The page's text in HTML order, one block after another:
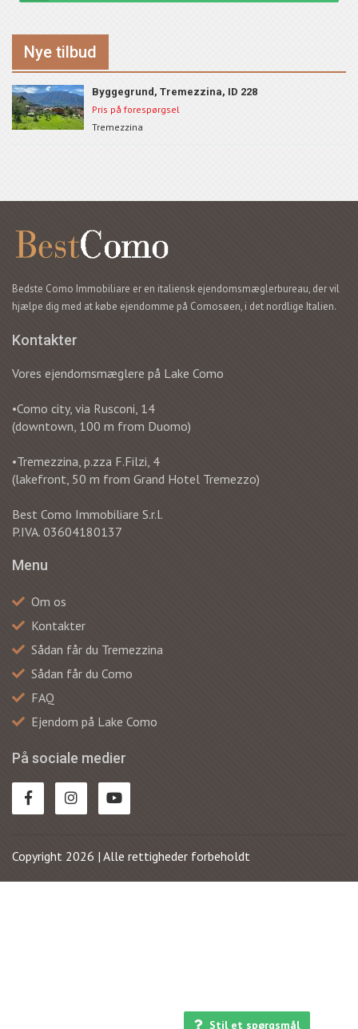
Nye tilbud
Byggegrund, Tremezzina, ID 228
Pris på forespørgsel
Tremezzina
Bedste Como Immobiliare er en italiensk ejendomsmæglerbureau, der vil
hjælpe dig med at købe ejendomme på Comosøen, i det nordlige Italien.
Kontakter
Vores ejendomsmæglere på Lake Como
•Como city, via Rusconi, 14
(downtown, 100 m from Duomo)
•Tremezzina, p.zza F.Filzi, 4
(lakefront, 50 m from Grand Hotel Tremezzo)
Best Como Immobiliare S.r.l.
P.IVA. 03604180137
Menu
Om os
Kontakter
Sådan får du Tremezzina
Sådan får du Como
FAQ
Ejendom på Lake Como
På sociale medier
Copyright 2026 | Alle rettigheder forbeholdt
Stil et spørgsmål